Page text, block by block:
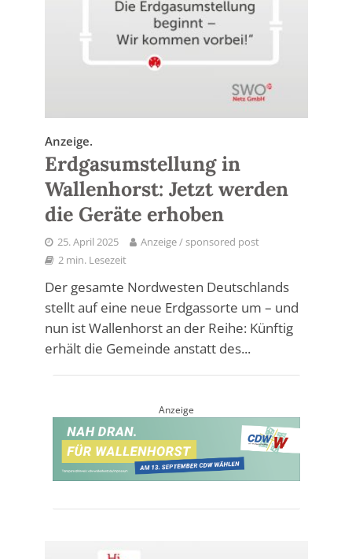
Anzeige.
Erdgasumstellung in
Wallenhorst: Jetzt werden
die Geräte erhoben
25. April 2025
Anzeige / sponsored post
2 min. Lesezeit
Der gesamte Nordwesten Deutschlands
stellt auf eine neue Erdgassorte um – und
nun ist Wallenhorst an der Reihe: Künftig
erhält die Gemeinde anstatt des...
Anzeige